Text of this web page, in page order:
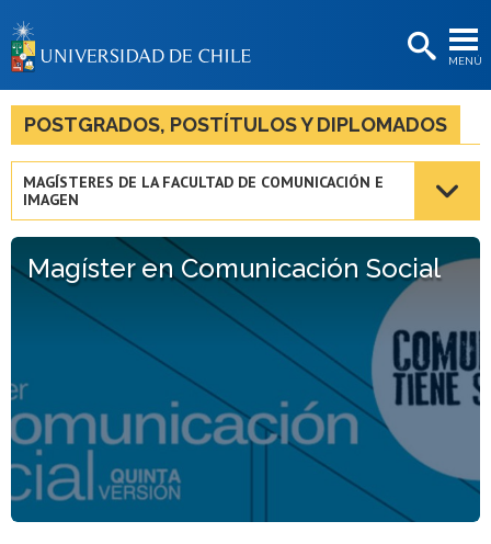
MENÚ
BIBLIOTECAS
LA UNIVERSIDAD
Funcionarias/os
Egresadas/os
POSTGRADOS, POSTÍTULOS Y DIPLOMADOS
MAGÍSTERES DE LA FACULTAD DE COMUNICACIÓN E
IMAGEN
Magíster en Comunicación Social